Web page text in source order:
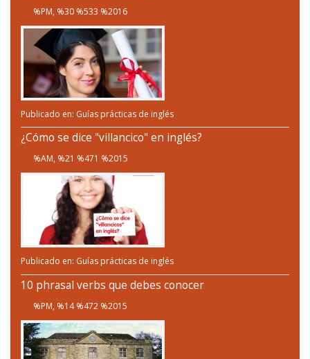
%PM, %30 %533 %2016
Publicado en: Guías prácticas de inglés
¿Cómo se dice "villancico" en inglés?
%AM, %21 %471 %2015
Publicado en: Guías prácticas de inglés
10 phrasal verbs que debes conocer
%PM, %14 %472 %2015